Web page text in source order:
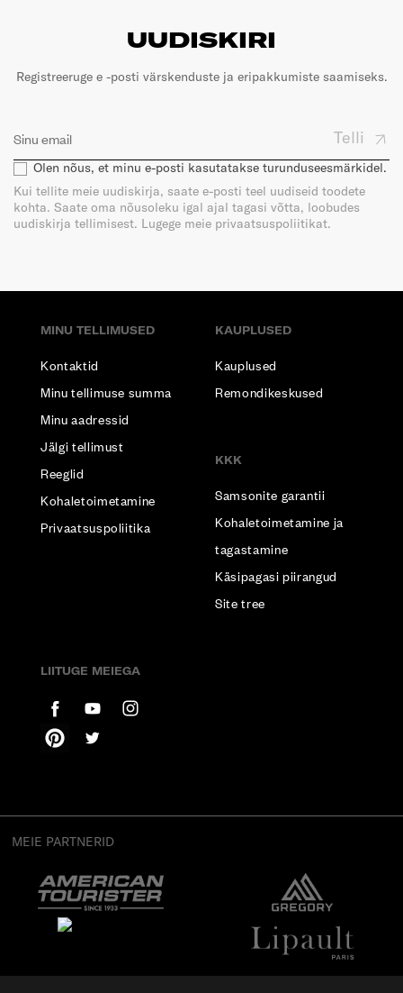
UUDISKIRI
Registreeruge e -posti värskenduste ja eripakkumiste saamiseks.
Telli
Olen nõus, et minu e-posti kasutatakse turunduseesmärkidel.
Kui tellite meie uudiskirja, saate e-posti teel uudiseid toodete
kohta. Saate oma nõusoleku igal ajal tagasi võtta, loobudes
uudiskirja tellimisest. Lugege meie privaatsuspoliitikat.
MINU TELLIMUSED
Kontaktid
Minu tellimuse summa
Minu aadressid
Jälgi tellimust
Reeglid
Kohaletoimetamine
Privaatsuspoliitika
KAUPLUSED
Kauplused
Remondikeskused
KKK
Samsonite garantii
Kohaletoimetamine ja
tagastamine
Käsipagasi piirangud
Site tree
LIITUGE MEIEGA
MEIE PARTNERID